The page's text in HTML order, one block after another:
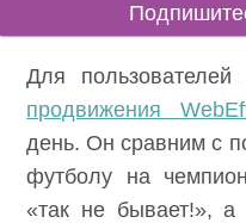
Для пользователей
продвижения
день. Он сравним с
футболу на
«так не бывает!»,